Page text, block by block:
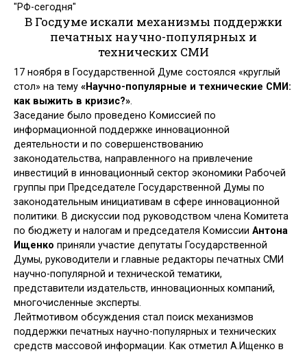
"РФ-сегодня"
В Госдуме искали механизмы поддержки
печатных научно-популярных и
технических СМИ
17 ноября в Государственной Думе состоялся «круглый
стол» на тему «Научно-популярные и технические СМИ:
как выжить в кризис?».
Заседание было проведено Комиссией по
информационной поддержке инновационной
деятельности и по совершенствованию
законодательства, направленного на привлечение
инвестиций в инновационный сектор экономики Рабочей
группы при Председателе Государственной Думы по
законодательным инициативам в сфере инновационной
политики. В дискуссии под руководством члена Комитета
по бюджету и налогам и председателя Комиссии Антона
Ищенко приняли участие депутаты Государственной
Думы, руководители и главные редакторы печатных СМИ
научно-популярной и технической тематики,
представители издательств, инновационных компаний,
многочисленные эксперты.
Лейтмотивом обсуждения стал поиск механизмов
поддержки печатных научно-популярных и технических
средств массовой информации. Как отметил А.Ищенко в